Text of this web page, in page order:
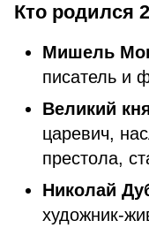
Кто родился
Мишель
писатель и
Великий
царевич,
престола,
Николай
художник-